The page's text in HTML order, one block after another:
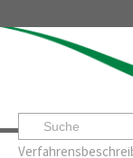
Startseite»
Leben & Erleben